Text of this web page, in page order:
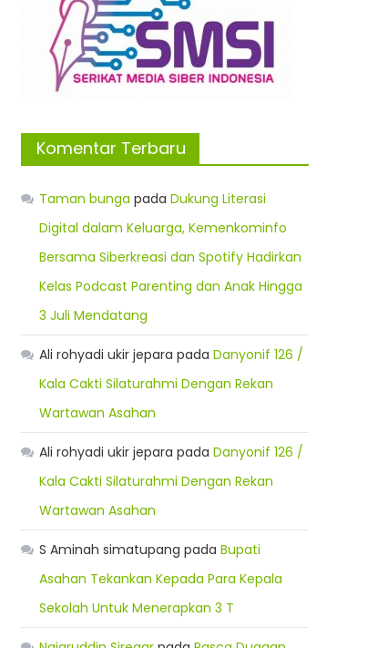
Komentar Terbaru
Taman bunga padaDukung Literasi
Digital dalam Keluarga, Kemenkominfo
Bersama Siberkreasi dan Spotify Hadirkan
Kelas Podcast Parenting dan Anak Hingga
3 Juli Mendatang
Ali rohyadi ukir jepara padaDanyonif 126 /
Kala Cakti Silaturahmi Dengan Rekan
Wartawan Asahan
Ali rohyadi ukir jepara padaDanyonif 126 /
Kala Cakti Silaturahmi Dengan Rekan
Wartawan Asahan
S Aminah simatupang padaBupati
Asahan Tekankan Kepada Para Kepala
Sekolah Untuk Menerapkan 3 T